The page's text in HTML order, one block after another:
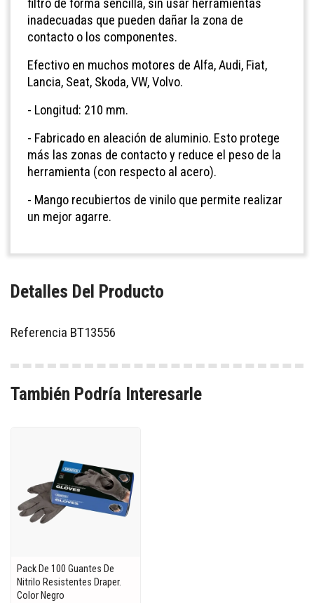
filtro de forma sencilla, sin usar herramientas
inadecuadas que pueden dañar la zona de
contacto o los componentes.
Efectivo en muchos motores de Alfa, Audi, Fiat,
Lancia, Seat, Skoda, VW, Volvo.
- Longitud: 210 mm.
- Fabricado en aleación de aluminio. Esto protege
más las zonas de contacto y reduce el peso de la
herramienta (con respecto al acero).
- Mango recubiertos de vinilo que permite realizar
un mejor agarre.
Detalles Del Producto
Referencia BT13556
También Podría Interesarle
Pack De 100 Guantes De
Nitrilo Resistentes Draper.
Color Negro